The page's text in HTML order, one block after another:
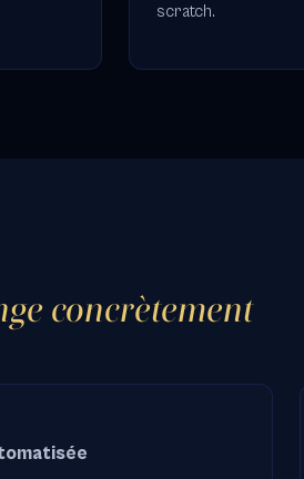
scratch.
concrètement